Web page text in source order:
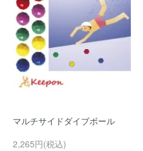
マルチサイドダイブボール
2,265円(税込)